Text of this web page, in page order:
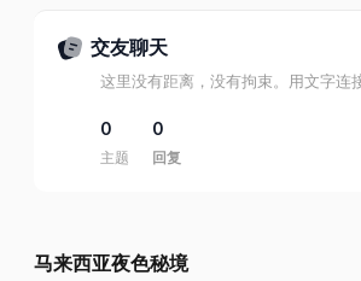
交友聊天
0
主题
0
回复
马来西亚夜色秘境